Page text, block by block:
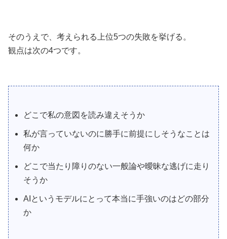
そのうえで、考えられる上位5つの失敗を挙げる。
観点は次の4つです。
どこで私の意図を読み違えそうか
私が言っていないのに勝手に前提にしそうなことは
何か
どこで当たり障りのない一般論や曖昧な逃げに走り
そうか
AIというモデルにとって本当に手強いのはどの部分
か